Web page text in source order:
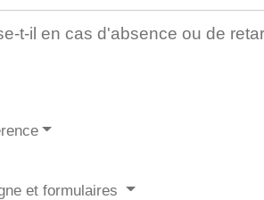
t-il en cas d'absence ou de
et formulaires